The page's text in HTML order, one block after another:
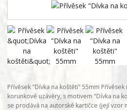
Přívěsek "Dívka na koštěti" 55mm
korunkové uzávěry, s motivem "Dívka na
se prodává na autorské kartičce (její vzor